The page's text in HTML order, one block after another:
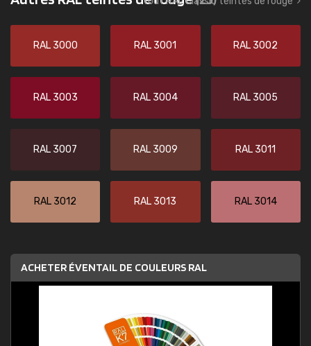
RAL 3000 RAL 3001 RAL 3002
RAL 3003 RAL 3004 RAL 3005
RAL 3007 RAL 3009 RAL 3011
RAL 3012 RAL 3013 RAL 3014
ACHETER ÉVENTAIL DE COULEURS RAL